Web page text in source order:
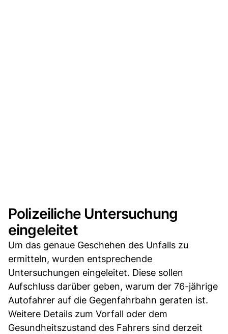
Polizeiliche Untersuchung
eingeleitet
Um das genaue Geschehen des Unfalls zu
ermitteln, wurden entsprechende
Untersuchungen eingeleitet. Diese sollen
Aufschluss darüber geben, warum der 76-jährige
Autofahrer auf die Gegenfahrbahn geraten ist.
Weitere Details zum Vorfall oder dem
Gesundheitszustand des Fahrers sind derzeit